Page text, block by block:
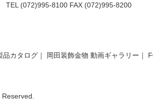
(072)995-8100 FAX (072)995-8200
品カタログ ｜ 岡田装飾金物 動画ギャラリー ｜